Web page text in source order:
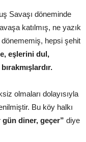
Savaşı döneminde
katılmış, ne yazık
hepsi şehit
eşlerini dul,
olmaları dolayısıyla
Bu köy halkı
gün diner, geçer” diye